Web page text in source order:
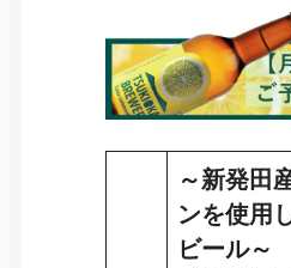
～新発田
ンを使用
ビール～